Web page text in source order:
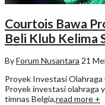
Courtois Bawa
Beli Klub Kelima
ByForum Nusantara 21
Proyek Investasi
Proyek investasi olahraga
timnas Belgia,read more +